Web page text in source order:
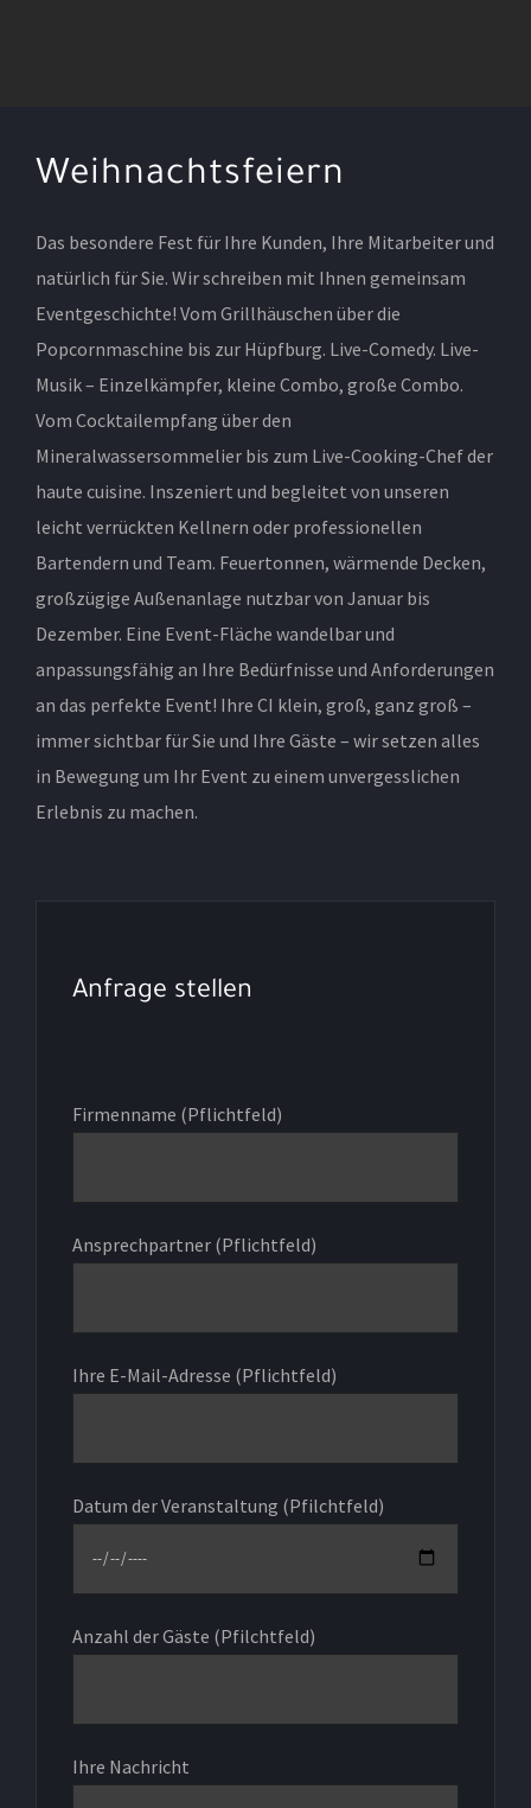
Weihnachtsfeiern
Das besondere Fest für Ihre Kunden, Ihre Mitarbeiter und
natürlich für Sie. Wir schreiben mit Ihnen gemeinsam
Eventgeschichte! Vom Grillhäuschen über die
Popcornmaschine bis zur Hüpfburg. Live-Comedy. Live-
Musik – Einzelkämpfer, kleine Combo, große Combo.
Vom Cocktailempfang über den
Mineralwassersommelier bis zum Live-Cooking-Chef der
haute cuisine. Inszeniert und begleitet von unseren
leicht verrückten Kellnern oder professionellen
Bartendern und Team. Feuertonnen, wärmende Decken,
großzügige Außenanlage nutzbar von Januar bis
Dezember. Eine Event-Fläche wandelbar und
anpassungsfähig an Ihre Bedürfnisse und Anforderungen
an das perfekte Event! Ihre CI klein, groß, ganz groß –
immer sichtbar für Sie und Ihre Gäste – wir setzen alles
in Bewegung um Ihr Event zu einem unvergesslichen
Erlebnis zu machen.
Anfrage stellen
Firmenname (Pflichtfeld)
Ansprechpartner (Pflichtfeld)
Ihre E-Mail-Adresse (Pflichtfeld)
Datum der Veranstaltung (Pfilchtfeld)
Anzahl der Gäste (Pfilchtfeld)
Ihre Nachricht